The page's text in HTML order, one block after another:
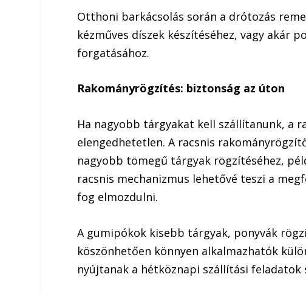
Otthoni barkácsolás során a drótozás
kézműves díszek készítéséhez, vagy akár
forgatásához.
Rakományrögzítés: biztonság az úton
Ha nagyobb tárgyakat kell szállítanunk, a
elengedhetetlen. A racsnis
nagyobb tömegű tárgyak rögzítéséhez,
racsnis mechanizmus lehetővé teszi a
fog elmozdulni.
A gumipókok kisebb tárgyak, ponyvák
köszönhetően könnyen alkalmazhatók
nyújtanak a hétköznapi szállítási feladatok